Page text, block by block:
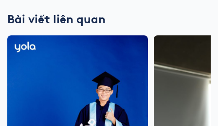
Bài viết liên quan